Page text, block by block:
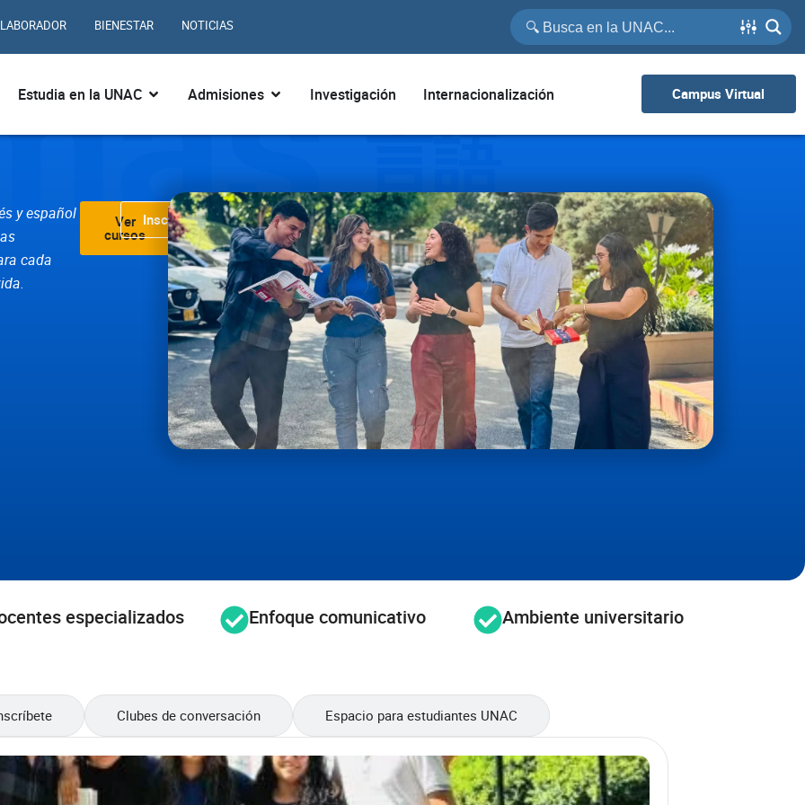
BIENESTAR NOTICIAS
¿Quiénes somos?
Estudia en la UNAC Abrir Estudia en la UNAC
Admisiones Abrir Admisiones
Investigación Internacionalización Campus Virtual
言語
Languages
y español
cada
Ver
cursos
Inscribirme
especializados Enfoque comunicativo Ambiente universitario
Clubes de conversación Espacio para estudiantes UNAC